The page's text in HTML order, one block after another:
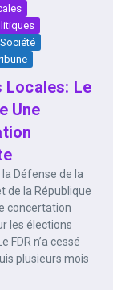
Locales: Le
Une
la Défense de la
de la République
concertation
les élections
FDR n’a cessé
plusieurs mois